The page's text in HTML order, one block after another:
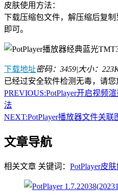
皮肤使用方法：
下载压缩包文件，解压缩后复制
即可。
下载地址密码：3459| 大小：
已经过安全软件检测无毒，请您
PREVIOUS:PotPlayer开启视频
法
NEXT:PotPlayer播放器文件关
文章导航
相关文章 关键词： PotPlayer皮肤